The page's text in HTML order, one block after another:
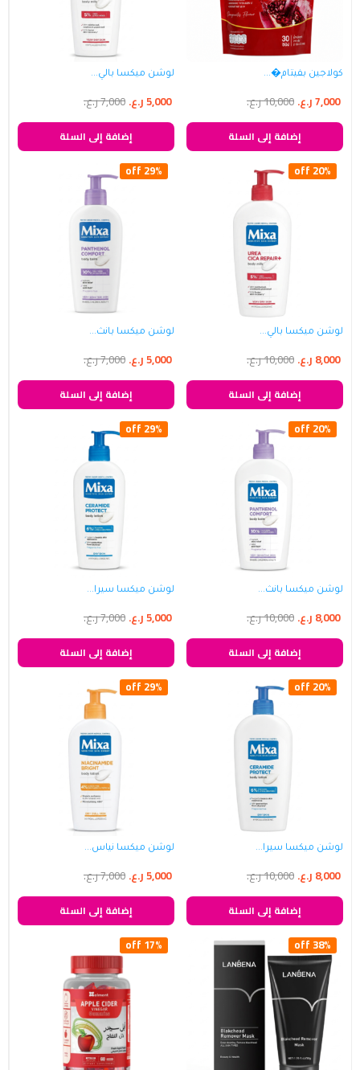
كولاجين بفيتام�...
10,000ر.ع. 7,000ر.ع.
إضافة إلى السلة
لوشن ميكسا بالي...
7,000ر.ع. 5,000ر.ع.
إضافة إلى السلة
20% off
لوشن ميكسا بالي...
10,000ر.ع. 8,000 ر.ع.
إضافة إلى السلة
29% off
لوشن ميكسا بانث...
7,000ر.ع. 5,000ر.ع.
إضافة إلى السلة
20% off
لوشن ميكسا بانث...
10,000ر.ع. 8,000 ر.ع.
إضافة إلى السلة
29% off
لوشن ميكسا سيرا...
7,000ر.ع. 5,000ر.ع.
إضافة إلى السلة
20% off
لوشن ميكسا سيرا...
10,000ر.ع. 8,000 ر.ع.
إضافة إلى السلة
29% off
لوشن ميكسا نياس...
7,000ر.ع. 5,000ر.ع.
إضافة إلى السلة
38% off
17% off